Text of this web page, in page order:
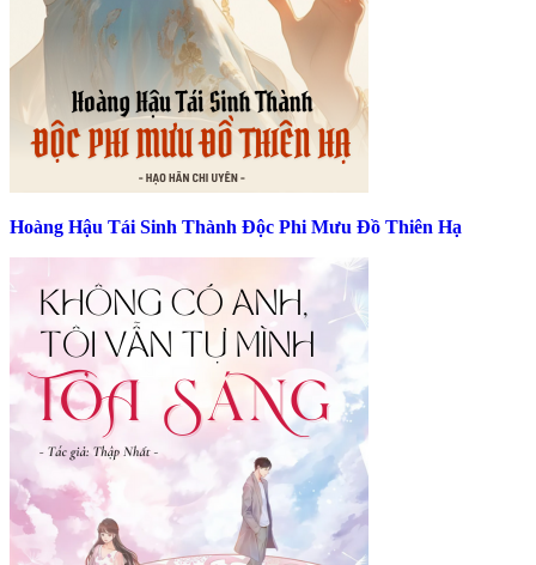
Hoàng Hậu Tái Sinh Thành Độc Phi Mưu Đồ Thiên Hạ